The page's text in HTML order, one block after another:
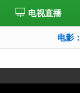
电视直播
电影：